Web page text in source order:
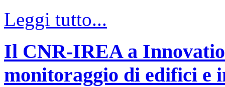
Leggi tutto...
Il CNR-IREA a
monitoraggio di edifici e